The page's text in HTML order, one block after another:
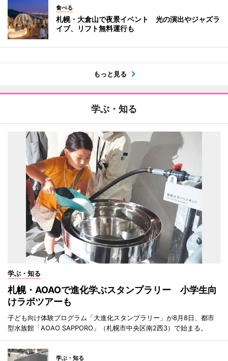
食べる
札幌・大倉山で夜景イベント 光の演出やジャズラ
イブ、リフト無料運行も
もっと見る
学ぶ・知る
学ぶ・知る
札幌・AOAOで進化学ぶスタンプラリー 小学生向
けラボツアーも
子ども向け体験プログラム「大進化スタンプラリー」が8月8日、都市
型水族館「AOAO SAPPORO」（札幌市中央区南2西3）で始まる。
学ぶ・知る